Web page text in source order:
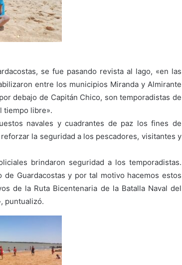
se fue pasando revista al lago, «en las
entre los municipios Miranda y Almirante
debajo de Capitán Chico, son temporadistas de
tiempo libre».
navales y cuadrantes de paz los fines de
la seguridad a los pescadores, visitantes y
brindaron seguridad a los temporadistas.
Guardacostas y por tal motivo hacemos estos
de la Ruta Bicentenaria de la Batalla Naval del
puntualizó.